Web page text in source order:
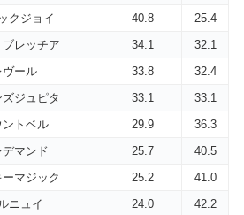
クジョイ 40.8
25.4
ブレッチア 34.1
32.1
ヴール 33.8
32.4
ジュピタ 33.1
33.1
ントベル 29.9
36.3
デマンド 25.7
40.5
ーマジック 25.2
41.0
ニュイ 24.0
42.2